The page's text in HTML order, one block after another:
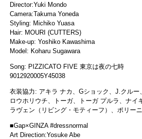
Director:Yuki Mondo
Camera:Takuma Yoneda
Styling: Michiko Yuasa
Hair: MOURI (CUTTERS)
Make-up: Yoshiko Kawashima
Model: Koharu Sugawara
Song: PIZZICATO FIVE 東京は夜の七時
9012920005Y45038
衣装協力: アキラ ナカ、Gショック、J.クルー
ロウホリウチ、トーガ、トーガ プルラ、ナイ
ラヴェン（リビング・モティーフ）、ポリーニ
■Gap×GINZA #dressnormal
Art Direction:Yosuke Abe